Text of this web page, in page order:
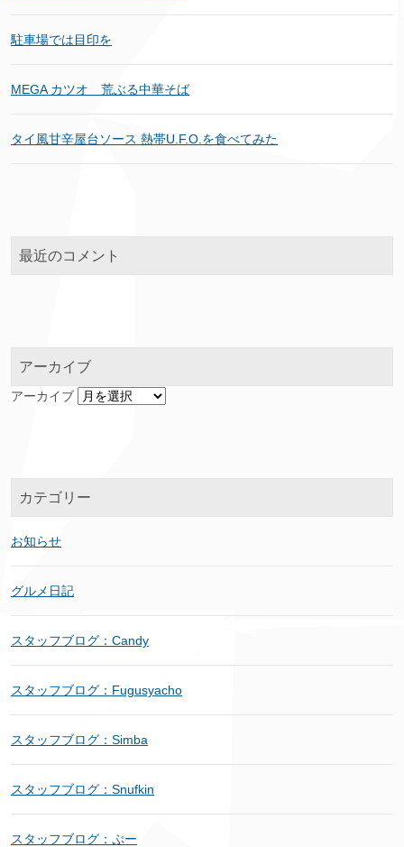
駐車場では目印を
MEGA カツオ 荒ぶる中華そば
タイ風甘辛屋台ソース 熱帯U.F.O.を食べてみた
最近のコメント
アーカイブ
アーカイブ
カテゴリー
お知らせ
グルメ日記
スタッフブログ：Candy
スタッフブログ：Fugusyacho
スタッフブログ：Simba
スタッフブログ：Snufkin
スタッフブログ：ぷー